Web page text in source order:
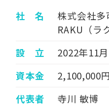
社 名
株式会社
RAKU（ラ
設 立
2022年11
資本金
2,100,000円
代表者
寺川 敏博